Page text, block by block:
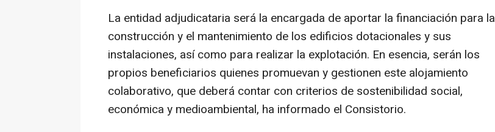
La entidad adjudicataria será la encargada de aportar la financiación para la
construcción y el mantenimiento de los edificios dotacionales y sus
instalaciones, así como para realizar la explotación. En esencia, serán los
propios beneficiarios quienes promuevan y gestionen este alojamiento
colaborativo, que deberá contar con criterios de sostenibilidad social,
económica y medioambiental, ha informado el Consistorio.